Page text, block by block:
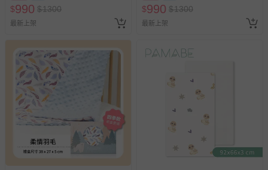
$990 $1300
最新上架
$990 $1300
最新上架